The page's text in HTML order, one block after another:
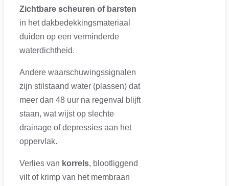
Zichtbare scheuren of barsten
in het dakbedekkingsmateriaal
duiden op een verminderde
waterdichtheid.
Andere waarschuwingssignalen
zijn stilstaand water (plassen) dat
meer dan 48 uur na regenval blijft
staan, wat wijst op slechte
drainage of depressies aan het
oppervlak.
Verlies van korrels, blootliggend
vilt of krimp van het membraan